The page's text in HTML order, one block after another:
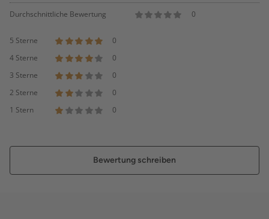
Durchschnittliche Bewertung 0
5 Sterne
0
4 Sterne
0
3 Sterne
0
2 Sterne
0
1 Stern
0
Bewertung schreiben